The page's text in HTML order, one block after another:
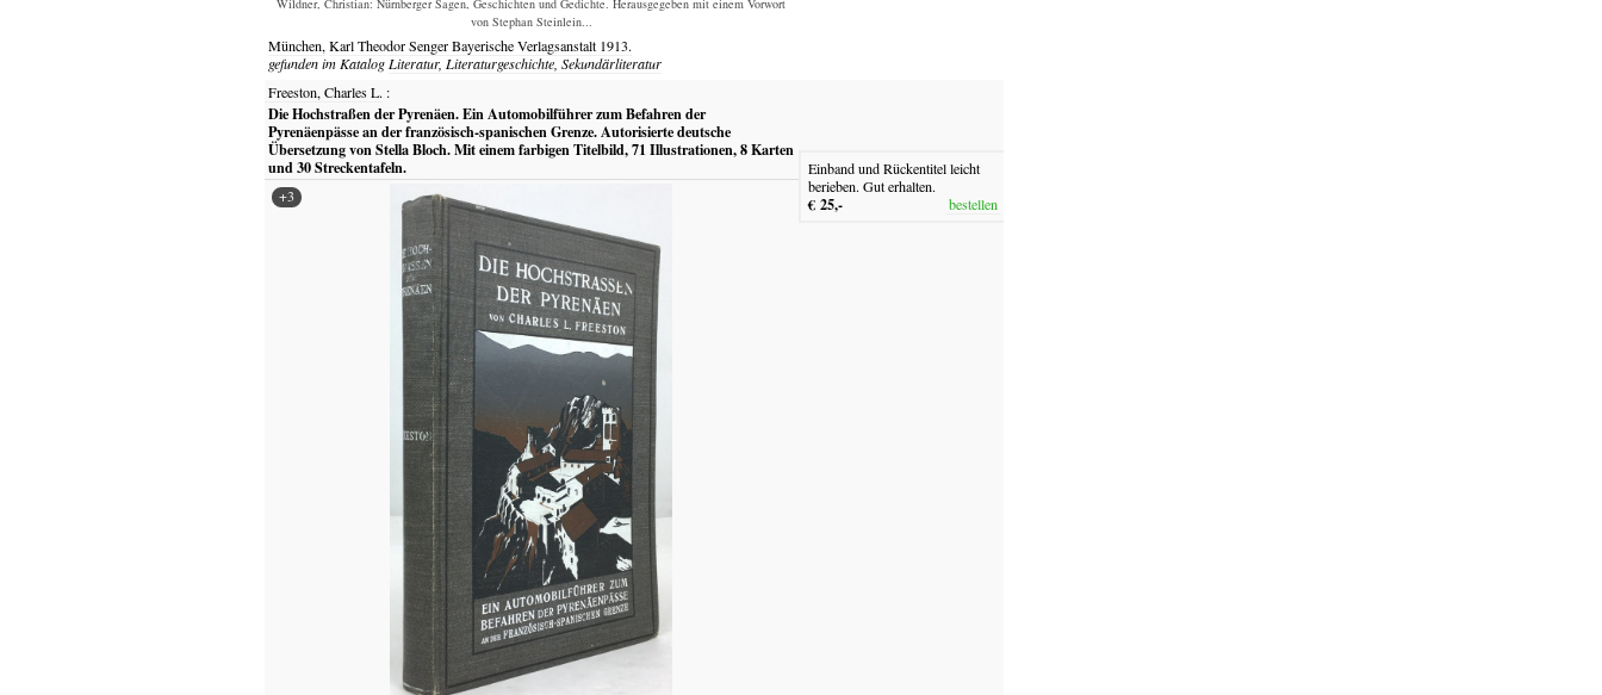
von Stephan Steinlein...
München, Karl Theodor Senger Bayerische Verlagsanstalt 1913.
gefunden im Katalog Literatur, Literaturgeschichte, Sekundärliteratur
Freeston, Charles L. :
Die Hochstraßen der Pyrenäen. Ein Automobilführer zum Befahren der
Pyrenäenpässe an der französisch-spanischen Grenze. Autorisierte deutsche
Übersetzung von Stella Bloch. Mit einem farbigen Titelbild, 71 Illustrationen, 8 Karten
und 30 Streckentafeln.
+3
Einband und Rückentitel leicht
berieben. Gut erhalten.
€ 25,- bestellen